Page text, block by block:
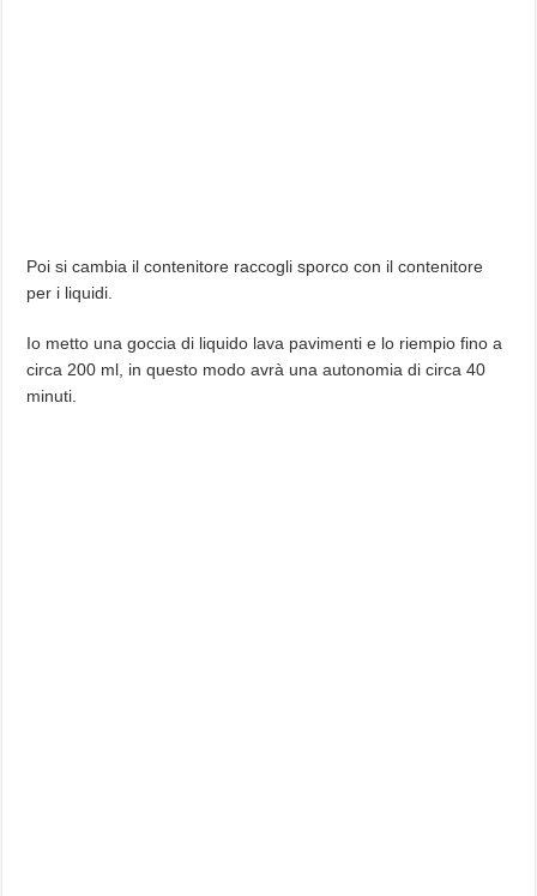
Poi si cambia il contenitore raccogli sporco con il contenitore
per i liquidi.
Io metto una goccia di liquido lava pavimenti e lo riempio fino a
circa 200 ml, in questo modo avrà una autonomia di circa 40
minuti.